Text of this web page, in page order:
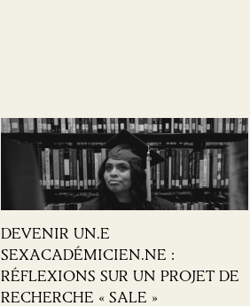
DEVENIR UN.E
SEXACADÉMICIEN.NE :
RÉFLEXIONS SUR UN PROJET DE
RECHERCHE « SALE »